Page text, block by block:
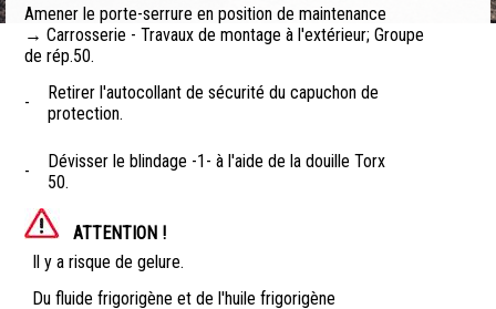
Amener le porte-serrure en position de maintenance
→ Carrosserie - Travaux de montage à l'extérieur; Groupe
de rép.50.
-
Retirer l'autocollant de sécurité du capuchon de
protection.
-
Dévisser le blindage -1- à l'aide de la douille Torx
50.
ATTENTION !
Il y a risque de gelure.
Du fluide frigorigène et de l'huile frigorigène